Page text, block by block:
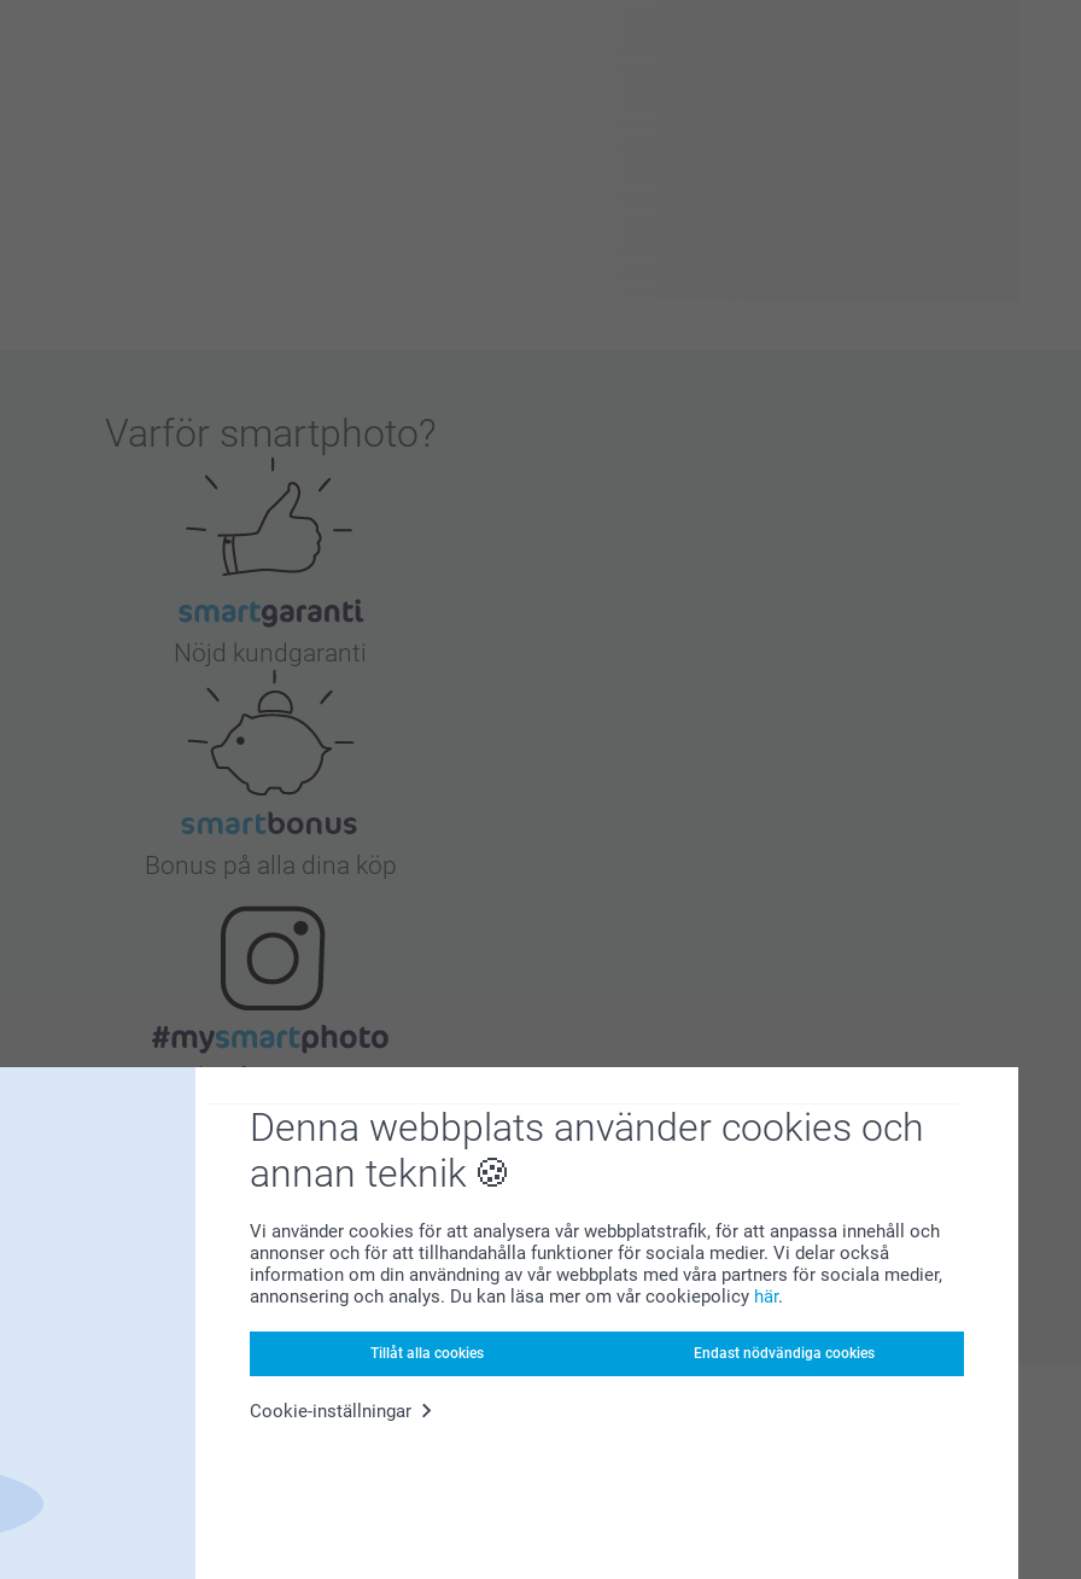
Denna webbplats använder cookies och
annan teknik
Vi använder cookies för att analysera vår webbplatstrafik, för att anpassa innehåll och
annonser och för att tillhandahålla funktioner för sociala medier. Vi delar också
information om din användning av vår webbplats med våra partners för sociala medier,
annonsering och analys. Du kan läsa mer om vår cookiepolicy här.
Tillåt alla cookies Endast nödvändiga cookies
Cookie-inställningar
Varför smartphoto?
Nöjd kundgaranti
Bonus på alla dina köp
Letar du efter inspiration?
Förstklassig kundservice
Registrera dig till vårt nyhetsbrev